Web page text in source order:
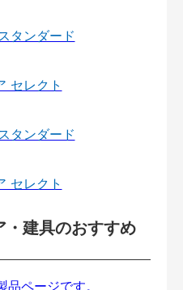
タンダード
セレクト
タンダード
セレクト
・建具のおすすめ